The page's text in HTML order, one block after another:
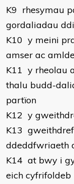
K9 rhesymau
gordaliadau
K10 y meini
amser ac
K11 y rheolau
thalu budd-
partïon
K12 y
K13
ddeddfwriaeth
K14 at bwy i
eich